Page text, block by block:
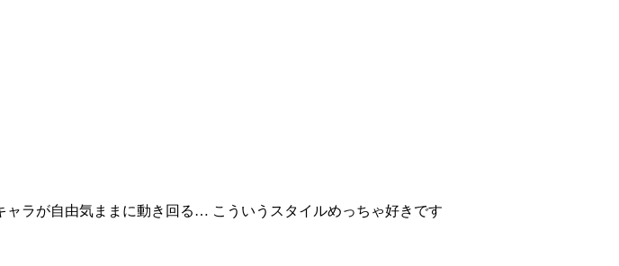
ラが自由気ままに動き回る… こういうスタイルめっちゃ好きです